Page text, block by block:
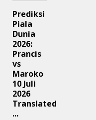
Prediksi
Piala
Dunia
2026:
Prancis
vs
Maroko
10 Juli
2026
Translated
...